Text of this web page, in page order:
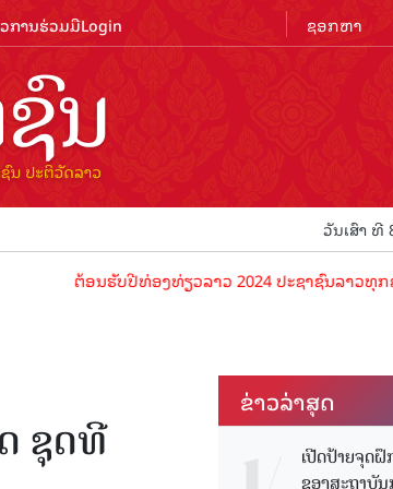
ການຮ່ວມມືLogin
ວັນເສົາ ທີ
ອນຮັບປີທ່ອງທ່ຽວລາວ 2024 ປະຊາຊົນລາວທຸກຄົນຈົ່ງພ້ອ
ຊຸດທີ
ຂ່າວ​ລ່າ​ສຸດ
ເປີດປ້າຍຈຸດ
ຂອງສະຖາບັ